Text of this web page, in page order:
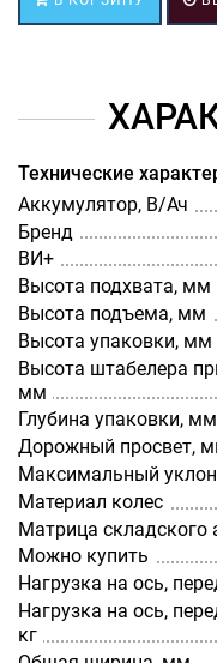
Технические
Аккумулятор, В/Ач
Бренд
ВИ+
Высота подхвата, мм
Высота подъема, мм
Высота упаковки, мм
Высота штабелера
мм
Глубина упаковки, мм
Дорожный просвет,
Максимальный уклон
Материал колес
Матрица складского
Можно купить
Нагрузка на ось,
Нагрузка на ось,
кг